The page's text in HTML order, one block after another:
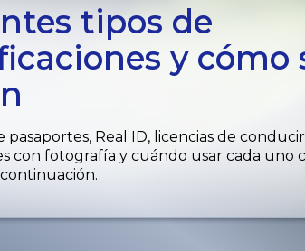
tipos de
y cómo
pasaportes, Real ID, licencias de
con fotografía y cuándo usar cada uno